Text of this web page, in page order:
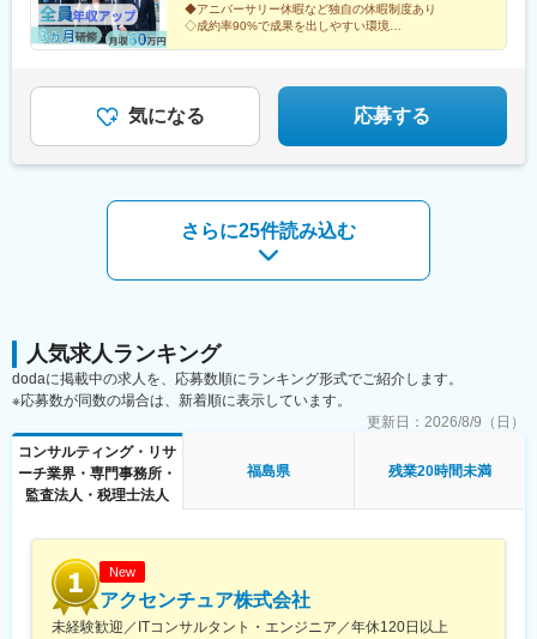
い） ※希望者には、1～2泊程度の出張をお願いすることもありま
す。 旅行気分を感じながら出張を楽しんでいる社員も♪ ご家庭の
事情などで難しい方にはお任せしませんので、ご安心ください。
◆アニバーサリー休暇など独自の休暇制度あり
◇成約率90%で成果を出しやすい環境
気になる 応募する
さらに25件読み込む
人気求人ランキング
dodaに掲載中の求人を、応募数順にランキング形式でご紹介します。
※応募数が同数の場合は、新着順に表示しています。
更新日： 2026/8/9（日）
コンサルティング・リサ
ーチ業界・専門事務所・
監査法人・税理士法人
福島県 残業20時間未満
New
アクセンチュア株式会社
未経験歓迎／ITコンサルタント・エンジニア／年休120日以上